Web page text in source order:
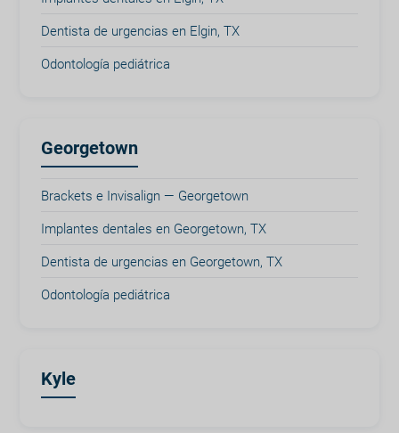
Dentista de urgencias en Elgin, TX
Odontología pediátrica
Georgetown
Brackets e Invisalign — Georgetown
Implantes dentales en Georgetown, TX
Dentista de urgencias en Georgetown, TX
Odontología pediátrica
Kyle